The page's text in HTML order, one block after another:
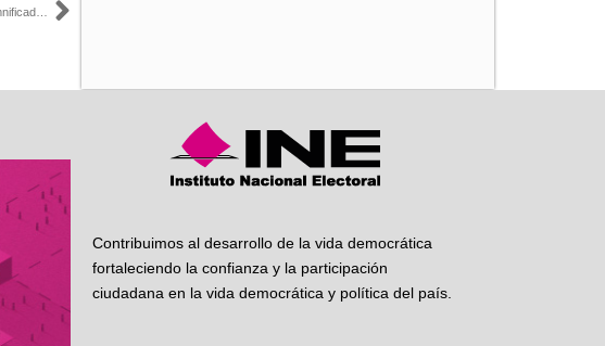
Siguiente
Contribuimos al desarrollo de la vida democrática
fortaleciendo la confianza y la participación
ciudadana en la vida democrática y política del país.